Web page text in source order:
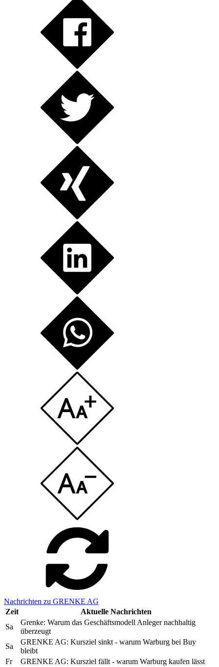
Nachrichten zu GRENKE AG
Zeit
Aktuelle Nachrichten
Sa
Grenke: Warum das Geschäftsmodell Anleger nachhaltig
überzeugt
Sa
GRENKE AG: Kursziel sinkt - warum Warburg bei Buy
bleibt
Fr
GRENKE AG: Kursziel fällt - warum Warburg kaufen lässt